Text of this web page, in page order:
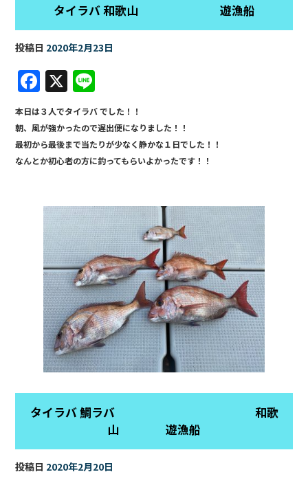
タイラバ 和歌山 遊漁船
投稿日 2020年2月23日
F
a
c
e
b
o
k
X
n
e
本日は３人でタイラバ でした！！
朝、風が強かったので遅出便になりました！！
最初から最後まで当たりが少なく静かな１日でした！！
なんとか初心者の方に釣ってもらいよかったです！！
タイラバ 鯛ラバ 和歌
山 遊漁船
投稿日 2020年2月20日